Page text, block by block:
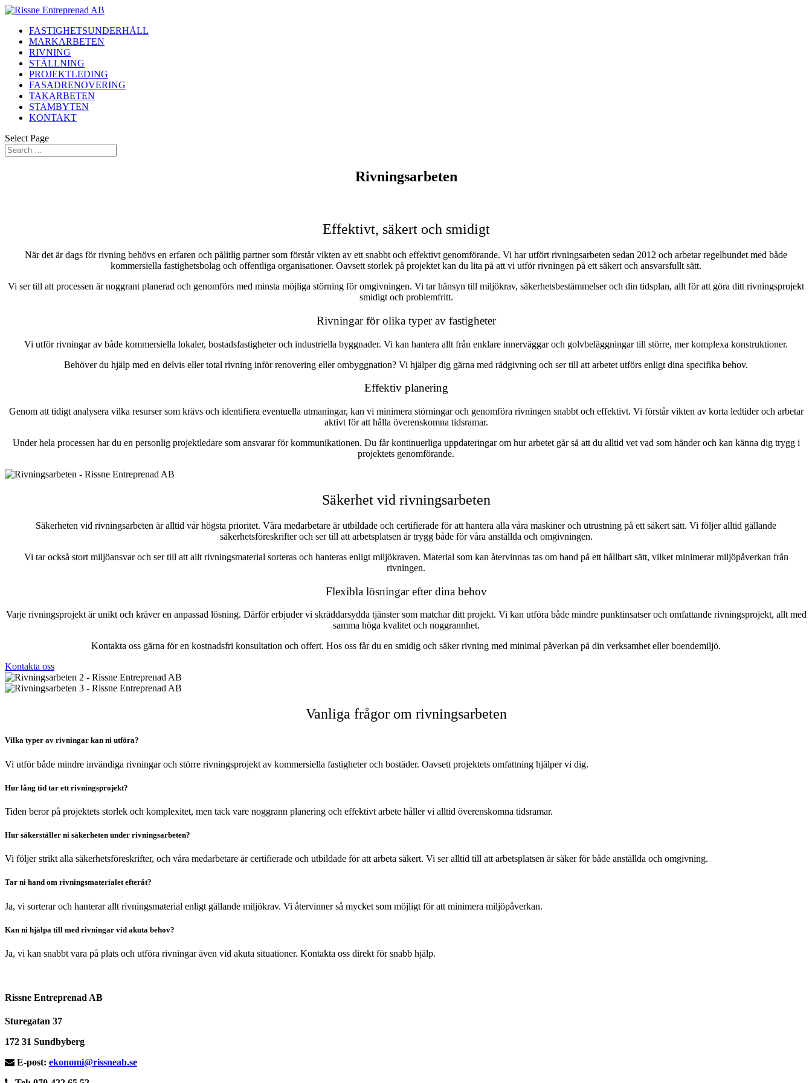
FASTIGHETSUNDERHÅLL
MARKARBETEN
RIVNING
STÄLLNING
PROJEKTLEDING
FASADRENOVERING
TAKARBETEN
STAMBYTEN
KONTAKT
Select Page
Rivningsarbeten
Effektivt, säkert och smidigt
När det är dags för rivning behövs en erfaren och pålitlig partner som förstår vikten av ett snabbt och effektivt genomförande. Vi har utfört rivningsarbeten sedan 2012 och arbetar regelbundet med både
kommersiella fastighetsbolag och offentliga organisationer. Oavsett storlek på projektet kan du lita på att vi utför rivningen på ett säkert och ansvarsfullt sätt.
Vi ser till att processen är noggrant planerad och genomförs med minsta möjliga störning för omgivningen. Vi tar hänsyn till miljökrav, säkerhetsbestämmelser och din tidsplan, allt för att göra ditt rivningsprojekt
smidigt och problemfritt.
Rivningar för olika typer av fastigheter
Vi utför rivningar av både kommersiella lokaler, bostadsfastigheter och industriella byggnader. Vi kan hantera allt från enklare innerväggar och golvbeläggningar till större, mer komplexa konstruktioner.
Behöver du hjälp med en delvis eller total rivning inför renovering eller ombyggnation? Vi hjälper dig gärna med rådgivning och ser till att arbetet utförs enligt dina specifika behov.
Effektiv planering
Genom att tidigt analysera vilka resurser som krävs och identifiera eventuella utmaningar, kan vi minimera störningar och genomföra rivningen snabbt och effektivt. Vi förstår vikten av korta ledtider och arbetar
aktivt för att hålla överenskomna tidsramar.
Under hela processen har du en personlig projektledare som ansvarar för kommunikationen. Du får kontinuerliga uppdateringar om hur arbetet går så att du alltid vet vad som händer och kan känna dig trygg i
projektets genomförande.
Säkerhet vid rivningsarbeten
Säkerheten vid rivningsarbeten är alltid vår högsta prioritet. Våra medarbetare är utbildade och certifierade för att hantera alla våra maskiner och utrustning på ett säkert sätt. Vi följer alltid gällande
säkerhetsföreskrifter och ser till att arbetsplatsen är trygg både för våra anställda och omgivningen.
Vi tar också stort miljöansvar och ser till att allt rivningsmaterial sorteras och hanteras enligt miljökraven. Material som kan återvinnas tas om hand på ett hållbart sätt, vilket minimerar miljöpåverkan från
rivningen.
Flexibla lösningar efter dina behov
Varje rivningsprojekt är unikt och kräver en anpassad lösning. Därför erbjuder vi skräddarsydda tjänster som matchar ditt projekt. Vi kan utföra både mindre punktinsatser och omfattande rivningsprojekt, allt med
samma höga kvalitet och noggrannhet.
Kontakta oss gärna för en kostnadsfri konsultation och offert. Hos oss får du en smidig och säker rivning med minimal påverkan på din verksamhet eller boendemiljö.
Kontakta oss
Vanliga frågor om rivningsarbeten
Vilka typer av rivningar kan ni utföra?
Vi utför både mindre invändiga rivningar och större rivningsprojekt av kommersiella fastigheter och bostäder. Oavsett projektets omfattning hjälper vi dig.
Hur lång tid tar ett rivningsprojekt?
Tiden beror på projektets storlek och komplexitet, men tack vare noggrann planering och effektivt arbete håller vi alltid överenskomna tidsramar.
Hur säkerställer ni säkerheten under rivningsarbeten?
Vi följer strikt alla säkerhetsföreskrifter, och våra medarbetare är certifierade och utbildade för att arbeta säkert. Vi ser alltid till att arbetsplatsen är säker för både anställda och omgivning.
Tar ni hand om rivningsmaterialet efteråt?
Ja, vi sorterar och hanterar allt rivningsmaterial enligt gällande miljökrav. Vi återvinner så mycket som möjligt för att minimera miljöpåverkan.
Kan ni hjälpa till med rivningar vid akuta behov?
Ja, vi kan snabbt vara på plats och utföra rivningar även vid akuta situationer. Kontakta oss direkt för snabb hjälp.
Rissne Entreprenad AB
Sturegatan 37
172 31 Sundbyberg
E-post: ekonomi@rissneab.se